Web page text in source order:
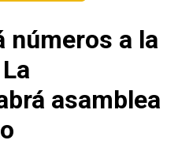
números a la
asamblea